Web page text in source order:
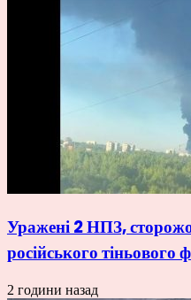
Уражені 2 НПЗ,
російського
2 години назад